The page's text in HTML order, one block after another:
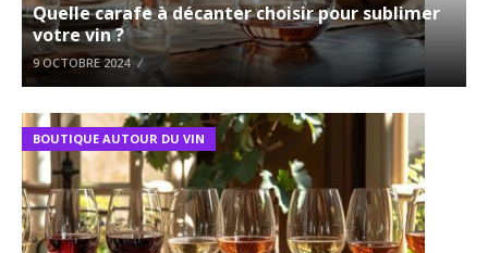
Quelle carafe à décanter choisir pour sublimer
votre vin ?
9 OCTOBRE 2024
BOUTIQUE AUTOUR DU VIN